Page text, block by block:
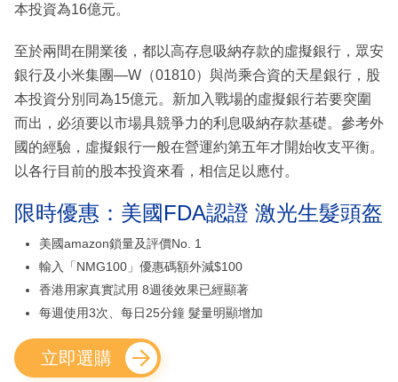
本投資為16億元。
至於兩間在開業後，都以高存息吸納存款的虛擬銀行，眾安
銀行及小米集團—W（01810）與尚乘合資的天星銀行，股
本投資分別同為15億元。新加入戰場的虛擬銀行若要突圍
而出，必須要以市場具競爭力的利息吸納存款基礎。參考外
國的經驗，虛擬銀行一般在營運約第五年才開始收支平衡。
以各行目前的股本投資來看，相信足以應付。
限時優惠：美國FDA認證 激光生髮頭盔
美國amazon鎖量及評價No. 1
輸入「NMG100」優惠碼額外減$100
香港用家真實試用 8週後效果已經顯著
每週使用3次、每日25分鐘 髮量明顯增加
立即選購